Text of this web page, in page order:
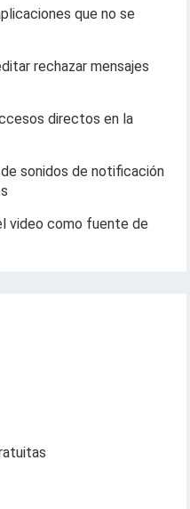
que no se
rechazar mensajes
directos en la
sonidos de notificación
video como fuente de